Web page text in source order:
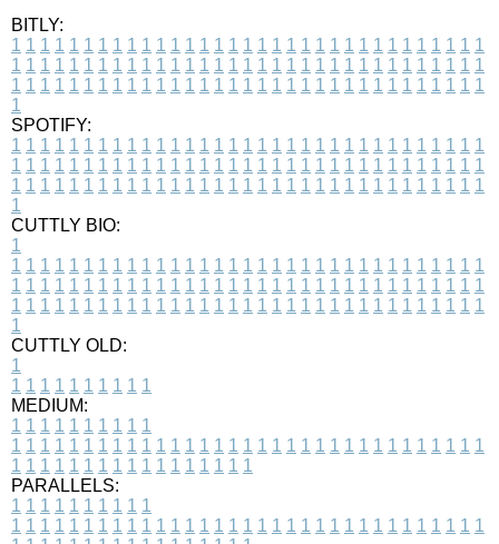
BITLY:
1 1 1 1 1 1 1 1 1 1 1 1 1 1 1 1 1 1 1 1 1 1 1 1 1 1 1 1 1 1 1 1 1
1 1 1 1 1 1 1 1 1 1 1 1 1 1 1 1 1 1 1 1 1 1 1 1 1 1 1 1 1 1 1 1 1
1 1 1 1 1 1 1 1 1 1 1 1 1 1 1 1 1 1 1 1 1 1 1 1 1 1 1 1 1 1 1 1 1
1
SPOTIFY:
1 1 1 1 1 1 1 1 1 1 1 1 1 1 1 1 1 1 1 1 1 1 1 1 1 1 1 1 1 1 1 1 1
1 1 1 1 1 1 1 1 1 1 1 1 1 1 1 1 1 1 1 1 1 1 1 1 1 1 1 1 1 1 1 1 1
1 1 1 1 1 1 1 1 1 1 1 1 1 1 1 1 1 1 1 1 1 1 1 1 1 1 1 1 1 1 1 1 1
1
CUTTLY BIO:
1
1 1 1 1 1 1 1 1 1 1 1 1 1 1 1 1 1 1 1 1 1 1 1 1 1 1 1 1 1 1 1 1 1
1 1 1 1 1 1 1 1 1 1 1 1 1 1 1 1 1 1 1 1 1 1 1 1 1 1 1 1 1 1 1 1 1
1 1 1 1 1 1 1 1 1 1 1 1 1 1 1 1 1 1 1 1 1 1 1 1 1 1 1 1 1 1 1 1 1
1
CUTTLY OLD:
1
1 1 1 1 1 1 1 1 1 1
MEDIUM:
1 1 1 1 1 1 1 1 1 1
1 1 1 1 1 1 1 1 1 1 1 1 1 1 1 1 1 1 1 1 1 1 1 1 1 1 1 1 1 1 1 1 1
1 1 1 1 1 1 1 1 1 1 1 1 1 1 1 1 1
PARALLELS:
1 1 1 1 1 1 1 1 1 1
1 1 1 1 1 1 1 1 1 1 1 1 1 1 1 1 1 1 1 1 1 1 1 1 1 1 1 1 1 1 1 1 1